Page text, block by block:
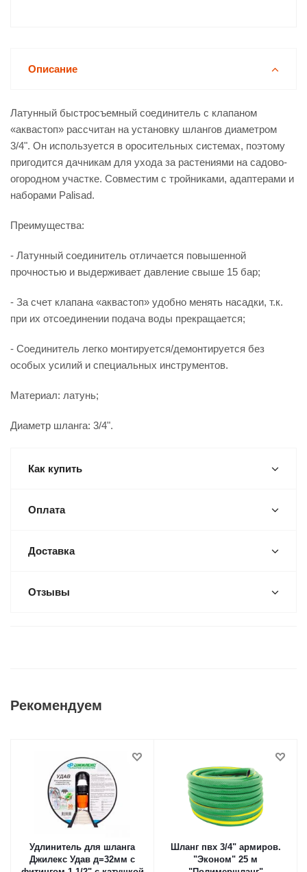
Описание
Латунный быстросъемный соединитель с клапаном
«аквастоп» рассчитан на установку шлангов диаметром
3/4". Он используется в оросительных системах, поэтому
пригодится дачникам для ухода за растениями на садово-
огородном участке. Совместим с тройниками, адаптерами и
наборами Palisad.
Преимущества:
- Латунный соединитель отличается повышенной
прочностью и выдерживает давление свыше 15 бар;
- За счет клапана «аквастоп» удобно менять насадки, т.к.
при их отсоединении подача воды прекращается;
- Соединитель легко монтируется/демонтируется без
особых усилий и специальных инструментов.
Материал: латунь;
Диаметр шланга: 3/4".
Как купить
Оплата
Доставка
Отзывы
Рекомендуем
Удлинитель для шланга
Джилекс Удав д=32мм с
Шланг пвх 3/4" армиров.
"Эконом" 25 м